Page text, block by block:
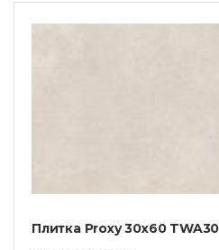
Плитка Proxy 30x60